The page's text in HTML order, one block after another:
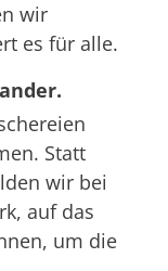
wir
es für alle.
Statt
wir bei
auf das
um die